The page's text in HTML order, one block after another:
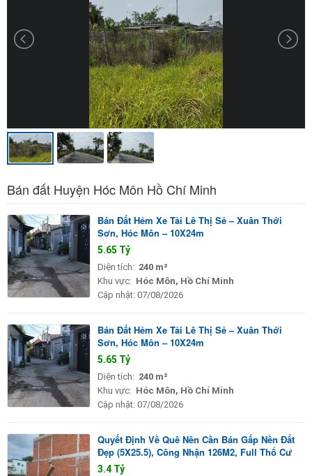
Bán đất Huyện Hóc Môn Hồ Chí Minh
Bán Đất Hẻm Xe Tải Lê Thị Sẻ – Xuân Thới
Sơn, Hóc Môn – 10X24m
5.65 Tỷ
Diện tích: 240 m²
Khu vực: Hóc Môn, Hồ Chí Minh
Cập nhật: 07/08/2026
Bán Đất Hẻm Xe Tải Lê Thị Sẻ – Xuân Thới
Sơn, Hóc Môn – 10X24m
5.65 Tỷ
Diện tích: 240 m²
Khu vực: Hóc Môn, Hồ Chí Minh
Cập nhật: 07/08/2026
Quyết Định Về Quê Nên Cần Bán Gấp Nền Đất
Đẹp (5X25.5), Công Nhận 126M2, Full Thổ Cư
3.4 Tỷ